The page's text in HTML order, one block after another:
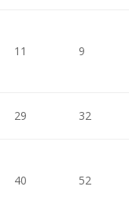
11 9
29 32
40 52